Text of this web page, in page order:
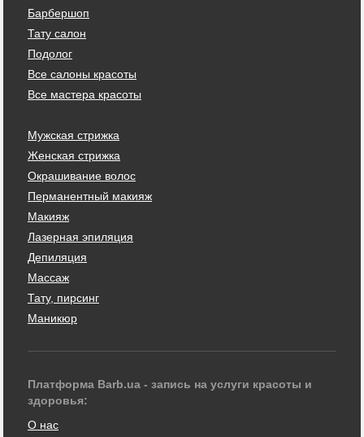
Барбершоп
Тату салон
Подолог
Все салоны красоты
Все мастера красоты
Мужская стрижка
Женская стрижка
Окрашивание волос
Перманентный макияж
Макияж
Лазерная эпиляция
Депиляция
Массаж
Тату, пирсинг
Маникюр
Платформа Barb.ua - запись на услуги красоты и
здоровья:
О нас